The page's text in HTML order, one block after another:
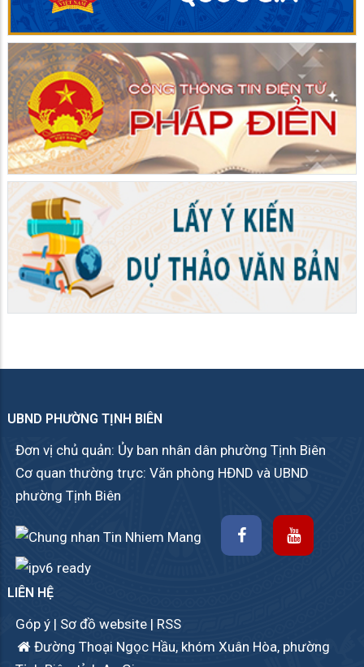
UBND PHƯỜNG TỊNH BIÊN
Đơn vị chủ quản: Ủy ban nhân dân phường Tịnh Biên
Cơ quan thường trực: Văn phòng HĐND và UBND
phường Tịnh Biên
LIÊN HỆ
Góp ý | Sơ đồ website | RSS
Đường Thoại Ngọc Hầu, khóm Xuân Hòa, phường